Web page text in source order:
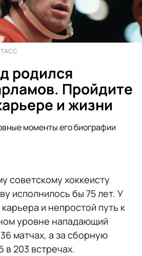
ТАСС
родился
Пройдите
и жизни
моменты его биографии
советскому хоккеисту
исполнилось бы 75 лет. У
и непростой путь к
уровне нападающий
матчах, а за сборную
в 203 встречах.